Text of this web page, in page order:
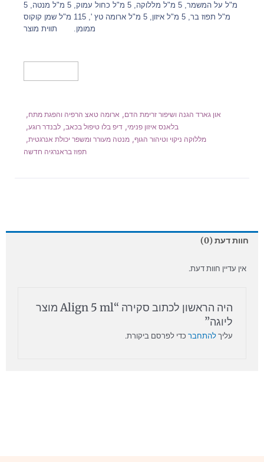
מ"ל על המשמר, 5 מ"ל מללוקה, 5 מ"ל כחול עמוק, 5 מ"ל מנטה, 5
מ"ל תפוז בר, 5 מ"ל איזון, 5 מ"ל ארומה טץ ', 115 מ"ל שמן קוקוס
ממומן. תווית מוצר
און גארד הגנה ושיפור זרימת הדם, ארומה טאצ הרפיה והפגת מתח,
בלאנס איזון פנימי, דיפ בלו טיפול בכאב, לבנדר רוגע,
מללוקה ניקוי וטיהור הגוף, מנטה מעורר ומשפר יכולת אנרגטית,
תפוז בראנרגיה חדשה
חוות דעת (0)
אין עדיין חוות דעת.
היה הראשון לכתוב סקירה “Align 5 ml מוצר
ליוגה”
עליךלהתחברכדי לפרסם ביקורת.